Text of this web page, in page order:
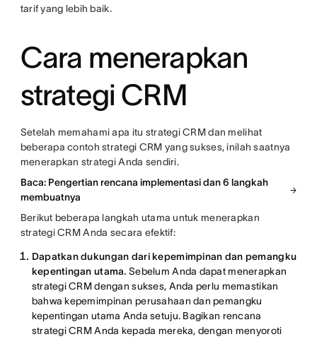
tarif yang lebih baik.
Cara menerapkan
strategi CRM
Setelah memahami apa itu strategi CRM dan melihat
beberapa contoh strategi CRM yang sukses, inilah saatnya
menerapkan strategi Anda sendiri.
Baca: Pengertian rencana implementasi dan 6 langkah
membuatnya
Berikut beberapa langkah utama untuk menerapkan
strategi CRM Anda secara efektif:
Dapatkan dukungan dari kepemimpinan dan pemangku
kepentingan utama. Sebelum Anda dapat menerapkan
strategi CRM dengan sukses, Anda perlu memastikan
bahwa kepemimpinan perusahaan dan pemangku
kepentingan utama Anda setuju. Bagikan rencana
strategi CRM Anda kepada mereka, dengan menyoroti